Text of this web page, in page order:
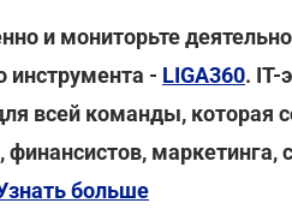
и мониторьте
- LIGA360. IT-
всей команды, которая
маркетинга,
больше